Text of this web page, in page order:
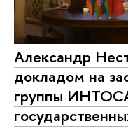
Александр
докладом на
группы